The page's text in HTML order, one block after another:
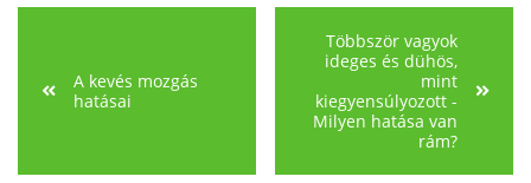
A kevés mozgás
hatásai
Többször vagyok
ideges és dühös,
mint
kiegyensúlyozott -
Milyen hatása van
rám?